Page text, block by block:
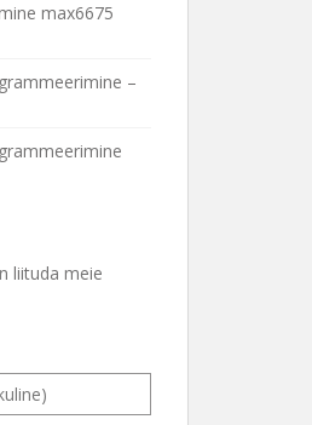
max6675
–
liituda meie